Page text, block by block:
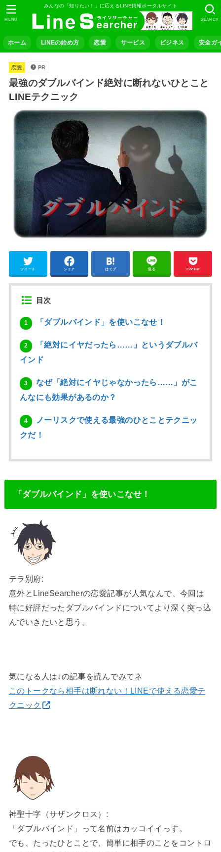
みんなの「知りたい！」に応えるLINE情報ポータルサイト
ホーム LINEの始め方 恋愛 サービス ビジネス 安全ガ
SEARCH
MENU
恋愛 PR
最強のダブルバインド絶対に断れないひとこと
LINEテクニック
ツイート シェア はてブ 送る Pocket
目次
1 「ダブルバインド」を使いこなせ！
2
「絶対にイヤだったら……」というダブルバ
インド
3
なぜ「絶対にイヤじゃなかったら……」がこ
んなにも効果があるのか？
4
ノーリスクで使える最強のひとことテクニッ
クだ！
「ダブルバインド」を使いこなせ！
テラ別府:
意外とLineSearcherの恋愛記事が人気なんで、今回は
特に好評だったダブルバインドについてより深く突っ込
んでいきたいと思う。
気になる人は↓の記事を読んでみてネ
このトークなら相手は断れない！LINEで使える恋愛テ
クニック
神聖十字（サザンクロス）:
「ダブルバインド」って名前はカッコイイっす。
でも、たったひとことで、簡単に相手のことをコントロ